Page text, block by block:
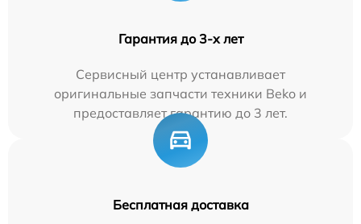
Гарантия до 3-х лет
Сервисный центр устанавливает
оригинальные запчасти техники Beko и
предоставляет гарантию до 3 лет.
Бесплатная доставка